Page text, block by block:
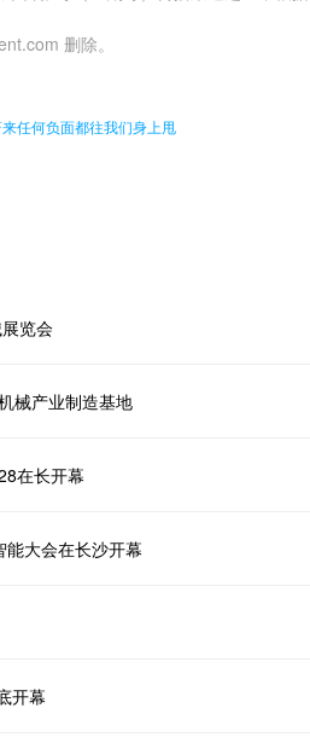
删除。
任何负面都往我们身上甩
览会
械产业制造基地
在长开幕
大会在长沙开幕
开幕